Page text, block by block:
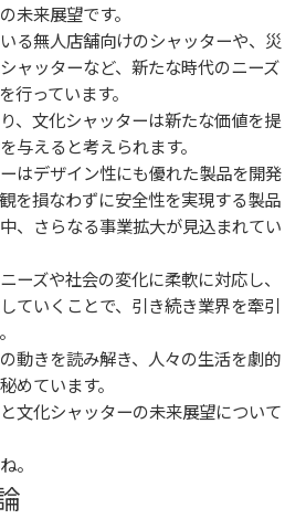
未来展望です。
る無人店舗向けのシャッターや、災
ャッターなど、新たな時代のニーズ
行っています。
、文化シャッターは新たな価値を提
与えると考えられます。
はデザイン性にも優れた製品を開発
を損なわずに安全性を実現する製品
、さらなる事業拡大が見込まれてい
ーズや社会の変化に柔軟に対応し、
ていくことで、引き続き業界を牽引
動きを読み解き、人々の生活を劇的
めています。
文化シャッターの未来展望について
。